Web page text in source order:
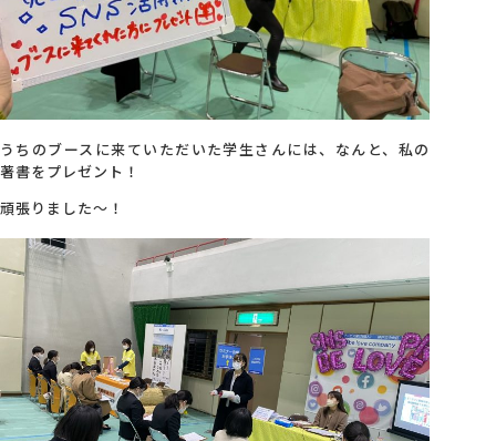
うちのブースに来ていただいた学生さんには、なんと、私の
著書をプレゼント！
頑張りました～！